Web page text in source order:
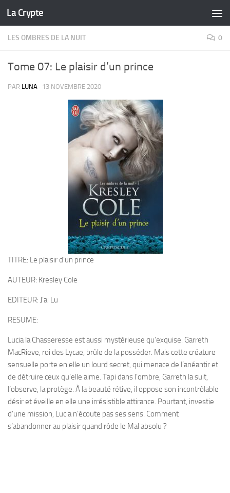
Skip to content
La Crypte
LES OMBRES DE LA NUIT 0
Tome 07: Le plaisir d’un prince
PAR LUNA · 13 NOVEMBRE 2020
TITRE: Le plaisir d’un prince
AUTEUR: Kresley Cole
EDITEUR: J’ai Lu
RESUME:
Lucia la Chasseresse est aussi mystérieuse qu’exquise. Garreth
MacRieve, roi des Lycae, brûle de la posséder. Mais cette créature
sensuelle porte en elle un lourd secret, qui menace de l’anéantir et
de détruire ceux qu’elle aime. Tapi dans l’ombre, Garreth la suit,
l’observe, la protège. À la beauté rétive, il oppose son incontrôlable
désir et éveille en elle une irrésistible attirance. Pourtant, investie
d’une mission, Lucia n’écoute pas ses sens. Comment
s’abandonner au plaisir quand rôde le Mal absolu ?